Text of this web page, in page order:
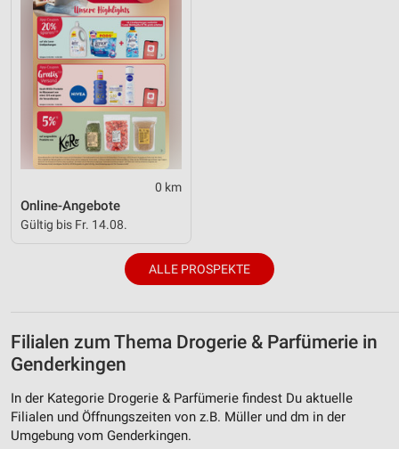
0 km
Online-Angebote
Gültig bis Fr. 14.08.
ALLE PROSPEKTE
Filialen zum Thema Drogerie & Parfümerie in
Genderkingen
In der Kategorie Drogerie & Parfümerie findest Du aktuelle
Filialen und Öffnungszeiten von z.B. Müller und dm in der
Umgebung vom Genderkingen.